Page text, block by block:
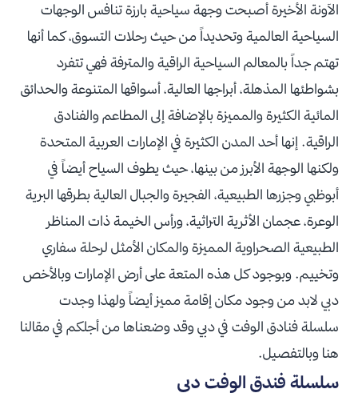
الآونة الأخيرة أصبحت وجهة سياحية بارزة تنافس الوجهات
السياحية العالمية وتحديداً من حيث رحلات التسوق، كما أنها
تهتم جداً بالمعالم السياحية الراقية والمترفة فهي تتفرد
بشواطئها المذهلة، أبراجها العالية، أسواقها المتنوعة والحدائق
المائية الكثيرة والمميزة بالإضافة إلى المطاعم والفنادق
الراقية. إنها أحد المدن الكثيرة في الإمارات العربية المتحدة
ولكنها الوجهة الأبرز من بينها، حيث يطوف السياح أيضاً في
أبوظبي وجزرها الطبيعية، الفجيرة والجبال العالية بطرقها البرية
الوعرة، عجمان الأثرية التراثية، ورأس الخيمة ذات المناظر
الطبيعية الصحراوية المميزة والمكان الأمثل لرحلة سفاري
وتخييم. وبوجود كل هذه المتعة على أرض الإمارات وبالأخص
دبي لابد من وجود مكان إقامة مميز أيضاً ولهذا وجدت
سلسلة فنادق الوفت في دبي وقد وضعناها من أجلكم في مقالنا
هنا وبالتفصيل.
سلسلة فندق الوفت دبي